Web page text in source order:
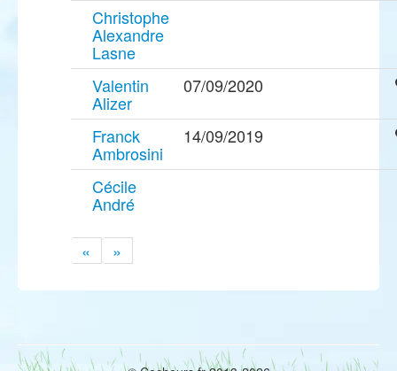
Christophe
Alexandre
Lasne
Valentin
Alizer
07/09/2020
Franck
Ambrosini
14/09/2019
Cécile
André
« »